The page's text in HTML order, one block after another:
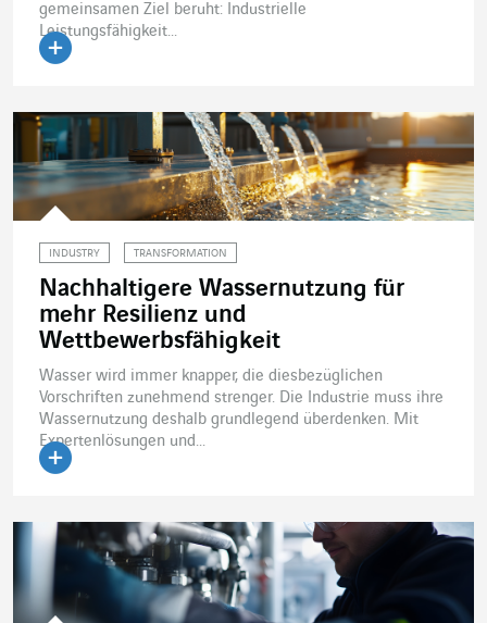
gemeinsamen Ziel beruht: Industrielle
Leistungsfähigkeit...
INDUSTRY TRANSFORMATION
Nachhaltigere Wassernutzung für
mehr Resilienz und
Wettbewerbsfähigkeit
Wasser wird immer knapper, die diesbezüglichen
Vorschriften zunehmend strenger. Die Industrie muss ihre
Wassernutzung deshalb grundlegend überdenken. Mit
Expertenlösungen und...